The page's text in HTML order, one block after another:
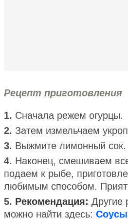
Рецепт приготовления
1. Сначала режем огурцы.
2. Затем измельчаем
3. Выжмите лимонный сок.
4. Наконец, смешиваем
подаем к рыбе,
любимым способом.
5. Рекомендация: Другие
можно найти здесь: Соусы